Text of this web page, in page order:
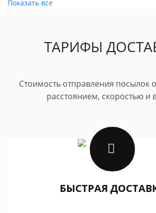
Показать все
ТАРИФЫ
Стоимость отправления посылок
расстоянием, скоростью и
БЫСТРАЯ